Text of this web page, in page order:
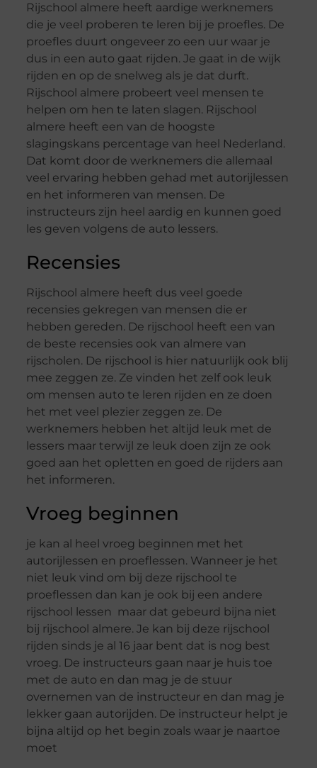
Rijschool almere heeft aardige werknemers
die je veel proberen te leren bij je proefles. De
proefles duurt ongeveer zo een uur waar je
dus in een auto gaat rijden. Je gaat in de wijk
rijden en op de snelweg als je dat durft.
Rijschool almere probeert veel mensen te
helpen om hen te laten slagen. Rijschool
almere heeft een van de hoogste
slagingskans percentage van heel Nederland.
Dat komt door de werknemers die allemaal
veel ervaring hebben gehad met autorijlessen
en het informeren van mensen. De
instructeurs zijn heel aardig en kunnen goed
les geven volgens de auto lessers.
Recensies
Rijschool almere heeft dus veel goede
recensies gekregen van mensen die er
hebben gereden. De rijschool heeft een van
de beste recensies ook van almere van
rijscholen. De rijschool is hier natuurlijk ook blij
mee zeggen ze. Ze vinden het zelf ook leuk
om mensen auto te leren rijden en ze doen
het met veel plezier zeggen ze. De
werknemers hebben het altijd leuk met de
lessers maar terwijl ze leuk doen zijn ze ook
goed aan het opletten en goed de rijders aan
het informeren.
Vroeg beginnen
je kan al heel vroeg beginnen met het
autorijlessen en proeflessen. Wanneer je het
niet leuk vind om bij deze rijschool te
proeflessen dan kan je ook bij een andere
rijschool lessen maar dat gebeurd bijna niet
bij rijschool almere. Je kan bij deze rijschool
rijden sinds je al 16 jaar bent dat is nog best
vroeg. De instructeurs gaan naar je huis toe
met de auto en dan mag je de stuur
overnemen van de instructeur en dan mag je
lekker gaan autorijden. De instructeur helpt je
bijna altijd op het begin zoals waar je naartoe
moet